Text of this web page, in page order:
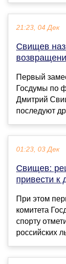
21:23, 04 Дек
Свищев
Первый
Госдумы по
Дмитрий
последуют
01:23, 03 Дек
Свищев:
привести к
При этом
комитета
спорту
российских